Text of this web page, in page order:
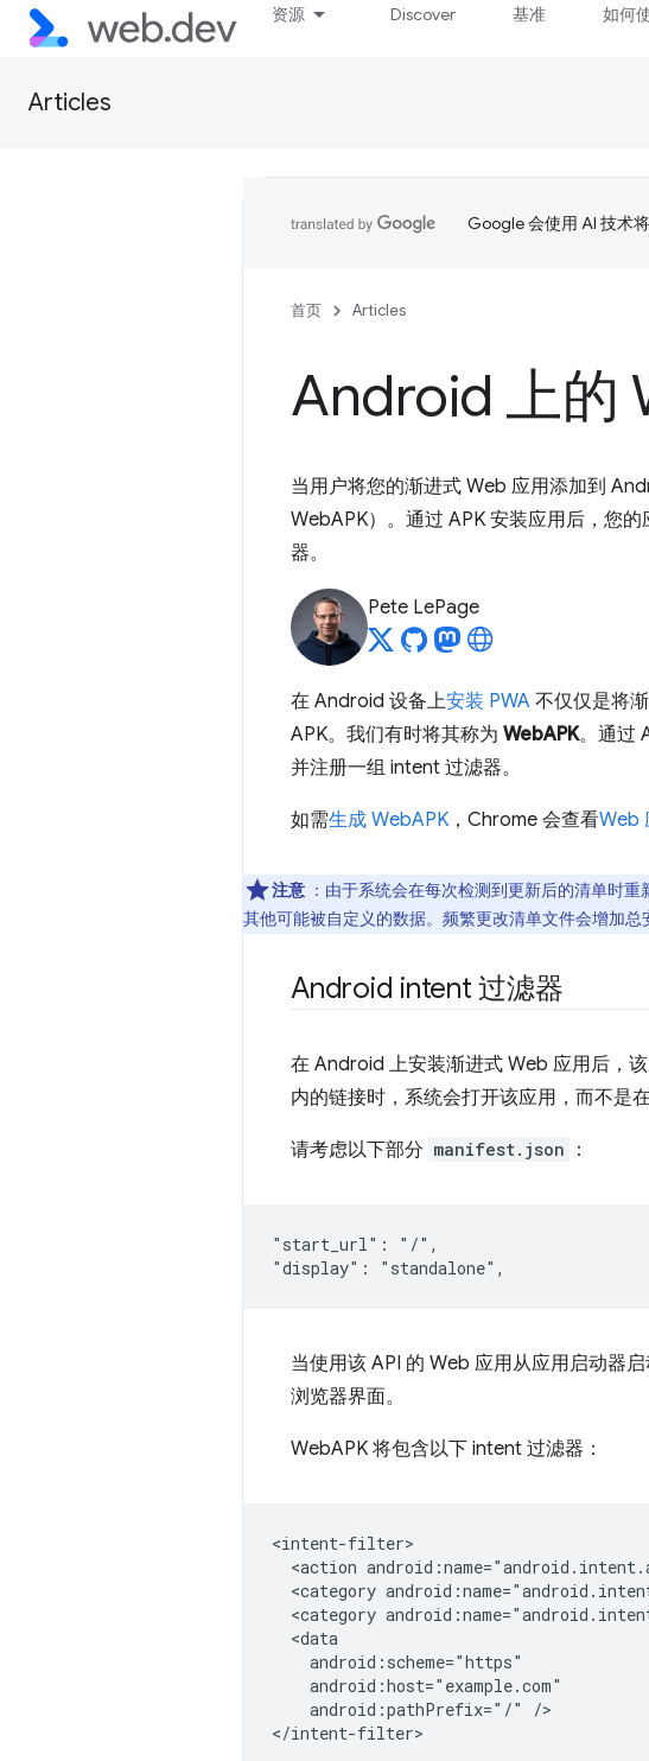
资源 Discover 基准 如何
Articles
Google 会使用 AI 技术
首页 Articles
Android 上的
当用户将您的渐进式 Web 应用添加到
WebAPK）。通过 APK 安装应用后，您
器。
Pete LePage
在 Android 设备上安装 PWA 不仅仅是将
APK。我们有时将其称为 WebAPK。通过
并注册一组 intent 过滤器。
如需生成 WebAPK ，Chrome 会查看Web
注意 ：由于系统会在每次检测到更新后的清单时
其他可能被自定义的数据。频繁更改清单文件会增加总
Android intent 过滤器
在 Android 上安装渐进式 Web 应用后，
内的链接时，系统会打开该应用，而不是
请考虑以下部分 manifest.json ：
"start_url": "/",
当使用该 API 的 Web 应用从应用启动器
浏览器界面。
WebAPK 将包含以下 intent 过滤器：
<action
<category
<category
android:pathPrefix="/"
/>